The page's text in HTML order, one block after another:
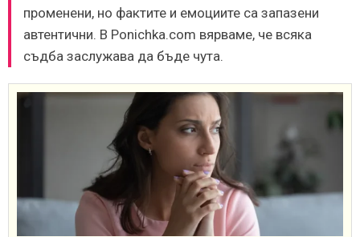
променени, но фактите и емоциите са запазени
автентични. В Ponichka.com вярваме, че всяка
съдба заслужава да бъде чута.